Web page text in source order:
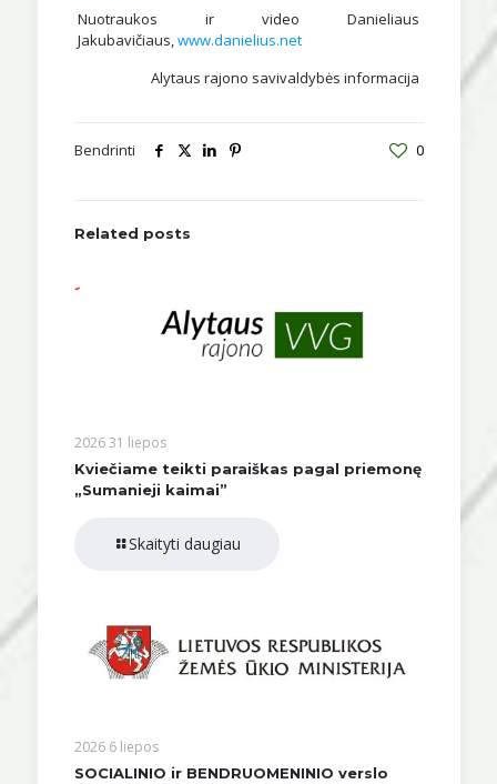
Nuotraukos ir video Danieliaus
Jakubavičiaus,www.danielius.net
Alytaus rajono savivaldybės informacija
Bendrinti 0
Related posts
2026 31 liepos
Kviečiame teikti paraiškas pagal priemonę
„Sumanieji kaimai”
Skaityti daugiau
2026 6 liepos
SOCIALINIO ir BENDRUOMENINIO verslo